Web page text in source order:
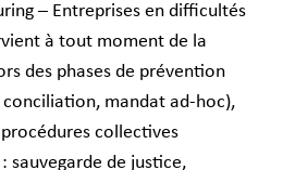
– Entreprises en difficultés
à tout moment de la
des phases de prévention
mandat ad-hoc),
collectives
sauvegarde de justice,